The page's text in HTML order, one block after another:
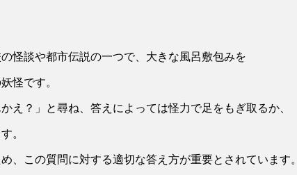
怪談や都市伝説の一つで、大きな風呂敷包みを
怪です。
え？」 と尋ね、答えによっては怪力で足をもぎ取るか、
。
、この質問に対する適切な答え方が重要とされています。